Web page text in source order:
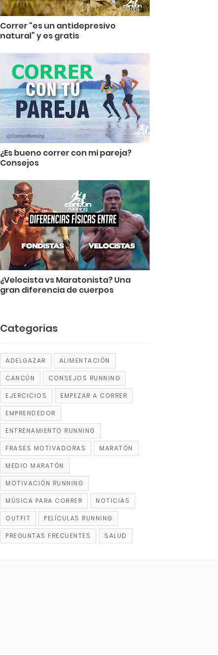
Correr “es un antidepresivo
natural” y es gratis
¿Es bueno correr con mi pareja?
Consejos
¿Velocista vs Maratonista? Una
gran diferencia de cuerpos
Categorias
ADELGAZAR ALIMENTACIÓN
CANCÚN CONSEJOS RUNNING
EJERCICIOS EMPEZAR A CORRER
EMPRENDEDOR
ENTRENAMIENTO RUNNING
FRASES MOTIVADORAS MARATÓN
MEDIO MARATÓN
MOTIVACIÓN RUNNING
MÚSICA PARA CORRER NOTICIAS
OUTFIT PELÍCULAS RUNNING
PREGUNTAS FRECUENTES SALUD